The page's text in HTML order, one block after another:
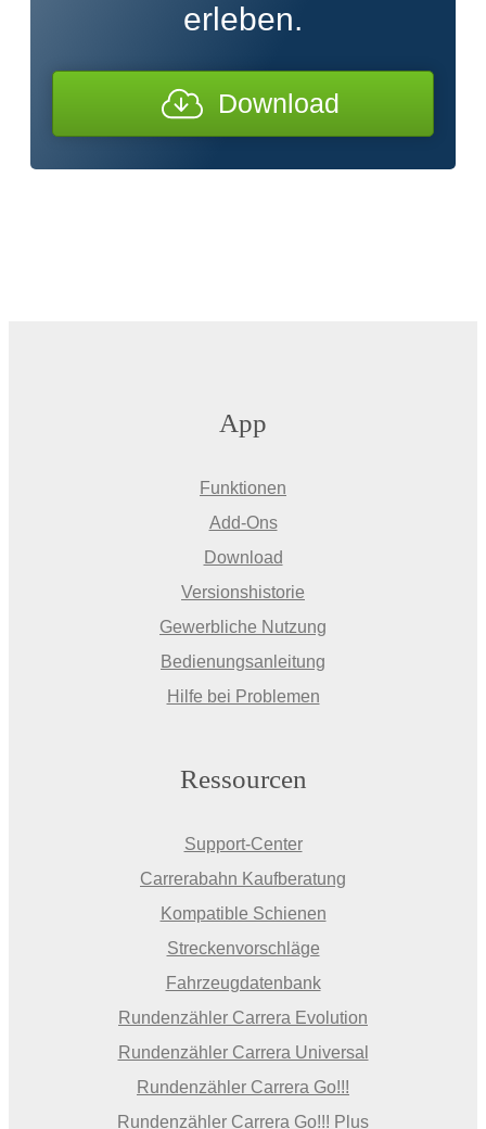
erleben.
Download
App
Funktionen
Add-Ons
Download
Versionshistorie
Gewerbliche Nutzung
Bedienungsanleitung
Hilfe bei Problemen
Ressourcen
Support-Center
Carrerabahn Kaufberatung
Kompatible Schienen
Streckenvorschläge
Fahrzeugdatenbank
Rundenzähler Carrera Evolution
Rundenzähler Carrera Universal
Rundenzähler Carrera Go!!!
Rundenzähler Carrera Go!!! Plus